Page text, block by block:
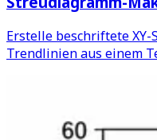
Erstelle beschriftete
Trendlinien aus einem